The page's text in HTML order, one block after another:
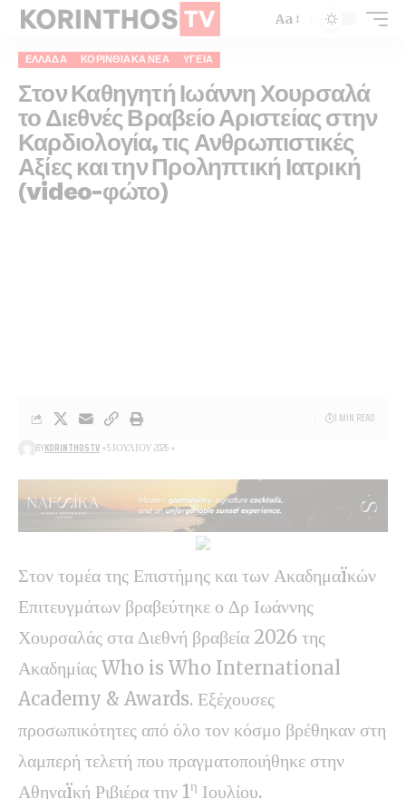
Aa
ΕΛΛΆΔΑ ΚΟΡΙΝΘΙΑΚΆ ΝΈΑ ΥΓΕΊΑ
Στον Καθηγητή Ιωάννη Χουρσαλά
το Διεθνές Βραβείο Αριστείας στην
Καρδιολογία, τις Ανθρωπιστικές
Αξίες και την Προληπτική Ιατρική
(video-φώτο)
BYKORINTHOSTV 5 ΙΟΥΛΊΟΥ 2026
1 MIN READ
Στον τομέα της Επιστήμης και των Ακαδημαïκών
Επιτευγμάτων βραβεύτηκε ο Δρ Ιωάννης
Χουρσαλάς στα Διεθνή βραβεία 2026 της
Ακαδημίας Who is Who International
Academy & Awards. Εξέχουσες
προσωπικότητες από όλο τον κόσμο βρέθηκαν στη
λαμπερή τελετή που πραγματοποιήθηκε στην
Αθηναïκή Ριβιέρα την 1η Ιουλίου.